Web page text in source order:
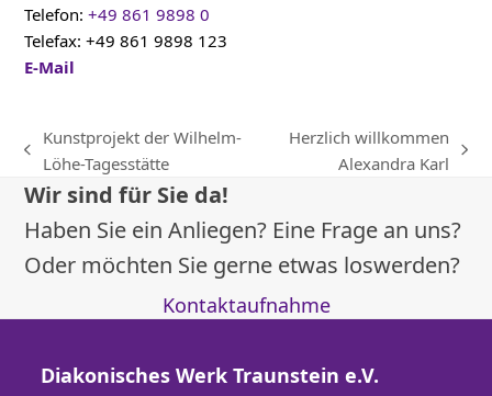
Telefon:+49 861 9898 0
Telefax: +49 861 9898 123
E-Mail
vorheriger
Beitrag:
Kunstprojekt der Wilhelm-
Löhe-Tagesstätte
Herzlich willkommen
Alexandra Karl
Wir sind für Sie da!
Haben Sie ein Anliegen? Eine Frage an uns?
Oder möchten Sie gerne etwas loswerden?
Kontaktaufnahme
Diakonisches Werk Traunstein e.V.